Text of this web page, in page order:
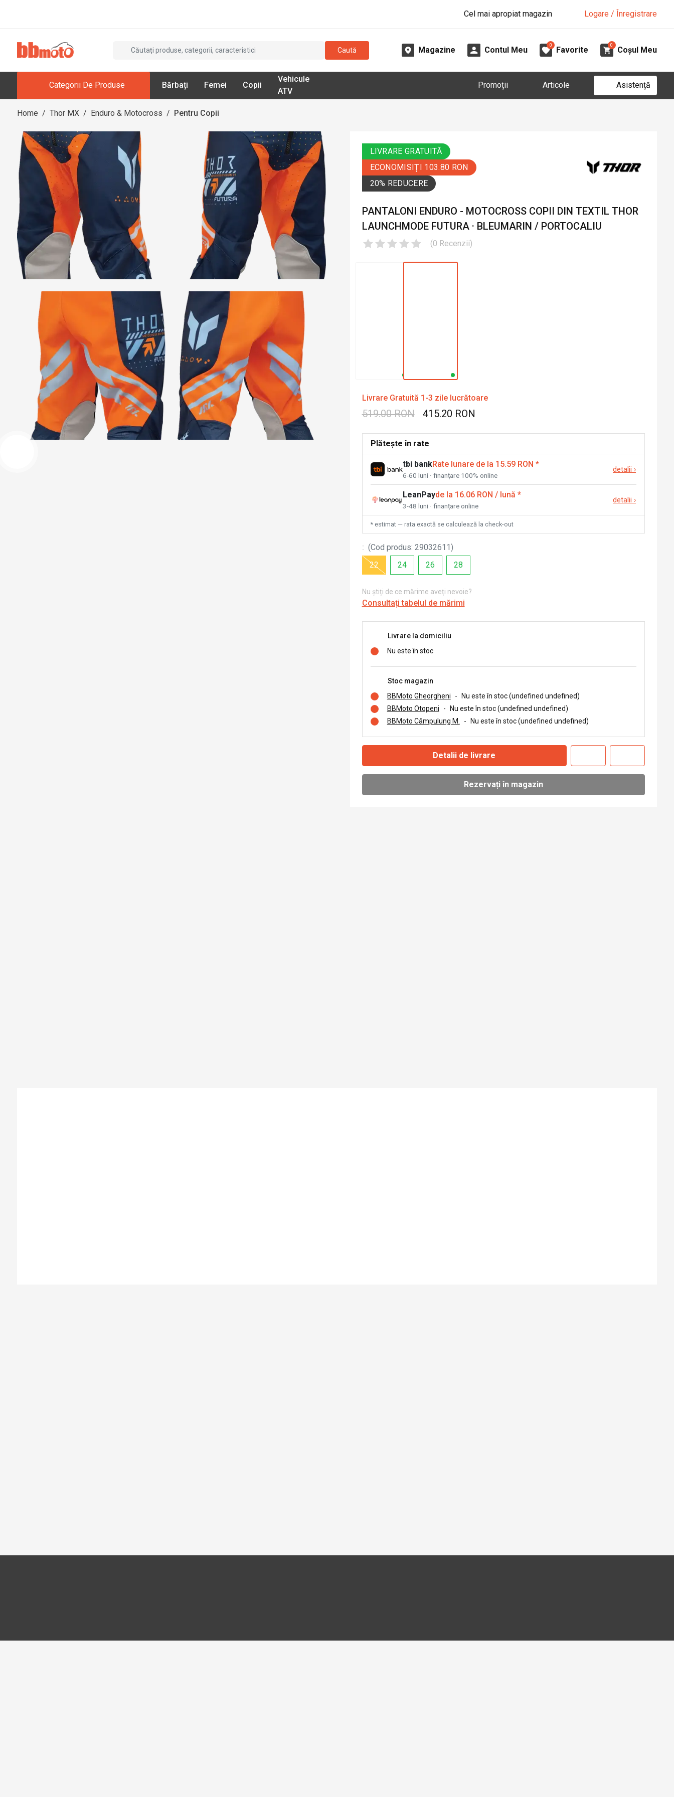
Cel mai apropiat magazin Logare / Înregistrare
Caută Magazine Contul Meu
0
Favorite
0
Coșul Meu
Categorii De Produse Bărbați Femei Copii
Vehicule
ATV
Promoții Articole Asistență
Home / Thor MX / Enduro & Motocross / Pentru Copii
LIVRARE GRATUITĂ
ECONOMISIȚI 103.80 RON
20% REDUCERE
PANTALONI ENDURO - MOTOCROSS COPII DIN TEXTIL THOR
LAUNCHMODE FUTURA · BLEUMARIN / PORTOCALIU
(0 Recenzii)
Livrare Gratuită 1-3 zile lucrătoare
519.00 RON 415.20 RON
Plătește în rate
tbi bankRate lunare de la 15.59 RON *
6-60 luni · finanțare 100% online
detalii ›
LeanPayde la 16.06 RON / lună *
3-48 luni · finanțare online
detalii ›
* estimat — rata exactă se calculează la check-out
: (Cod produs: 29032611)
22
24 26 28
Nu știți de ce mărime aveți nevoie?
Consultați tabelul de mărimi
Livrare la domiciliu
Nu este în stoc
Stoc magazin
BBMoto Gheorgheni
-
Nu este în stoc (undefined undefined)
BBMoto Otopeni
-
Nu este în stoc (undefined undefined)
BBMoto Câmpulung M.
- Nu este în stoc (undefined undefined)
Detalii de livrare
Rezervați în magazin